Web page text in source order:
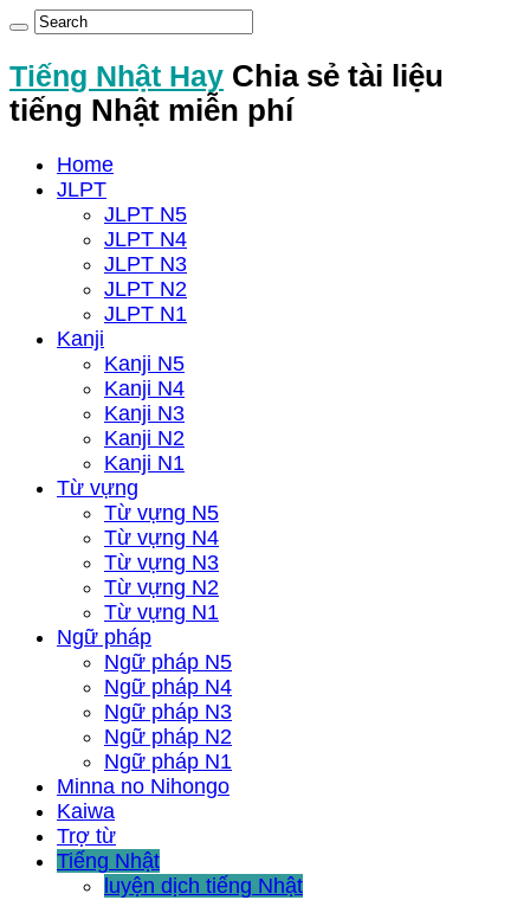
Tiếng Nhật Hay Chia sẻ tài liệu
tiếng Nhật miễn phí
Home
JLPT
JLPT N5
JLPT N4
JLPT N3
JLPT N2
JLPT N1
Kanji
Kanji N5
Kanji N4
Kanji N3
Kanji N2
Kanji N1
Từ vựng
Từ vựng N5
Từ vựng N4
Từ vựng N3
Từ vựng N2
Từ vựng N1
Ngữ pháp
Ngữ pháp N5
Ngữ pháp N4
Ngữ pháp N3
Ngữ pháp N2
Ngữ pháp N1
Minna no Nihongo
Kaiwa
Trợ từ
Tiếng Nhật
luyện dịch tiếng Nhật